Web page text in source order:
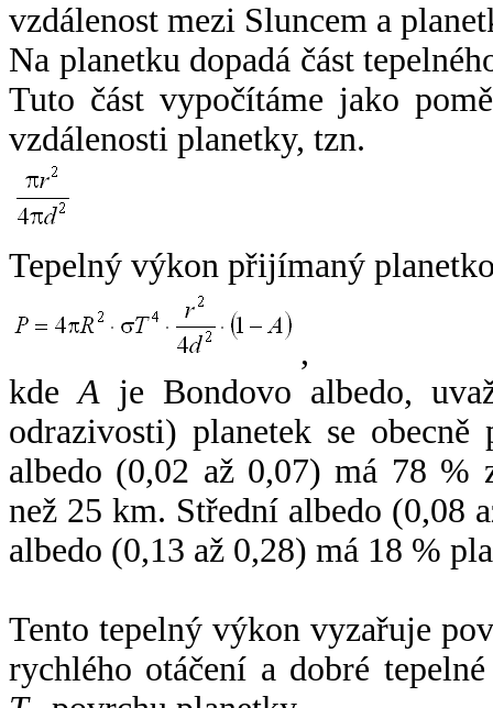
vzdálenost mezi Sluncem a
Na planetku dopadá část
Tuto část vypočítáme jako
vzdálenosti planetky, tzn.
Tepelný výkon přijímaný
,
kdeA je Bondovo albedo,
odrazivosti) planetek se
albedo (0,02 až 0,07) má 78 %
než 25 km. Střední albedo (0,08
albedo (0,13 až 0,28) má 18 %
Tento tepelný výkon vyzařuje
rychlého otáčení a dobré